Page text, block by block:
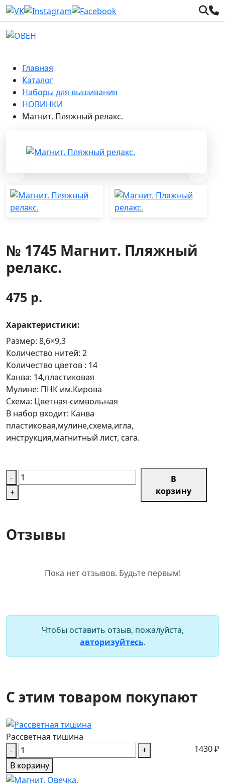
Главная
Каталог
Наборы для вышивания
НОВИНКИ
Магнит. Пляжный релакс.
№ 1745 Магнит. Пляжный
релакс.
475 р.
Характеристики:
Размер: 8,6×9,3
Количество нитей: 2
Количество цветов : 14
Канва: 14,пластиковая
Мулине: ПНК им.Кирова
Схема: Цветная-символьная
В набор входит: Канва
пластиковая,мулине,схема,игла,
инструкция,магнитный лист, сага.
-
+
В
корзину
Отзывы
Пока нет отзывов. Будьте первым!
Чтобы оставить отзыв, пожалуйста,
авторизуйтесь.
С этим товаром покупают
Рассветная тишина
-
+
1430 ₽
В корзину